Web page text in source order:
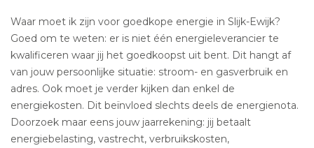
Waar moet ik zijn voor goedkope energie in Slijk-Ewijk?
Goed om te weten: er is niet één energieleverancier te
kwalificeren waar jij het goedkoopst uit bent. Dit hangt af
van jouw persoonlijke situatie: stroom- en gasverbruik en
adres. Ook moet je verder kijken dan enkel de
energiekosten. Dit beïnvloed slechts deels de energienota.
Doorzoek maar eens jouw jaarrekening: jij betaalt
energiebelasting, vastrecht, verbruikskosten,